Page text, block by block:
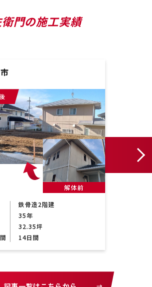
門の施工実績
解体前
鉄骨造2階建
35年
32.35坪
14日間